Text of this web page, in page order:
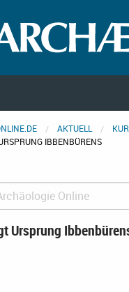
AKTUELL
IBBENBÜRENS
Ursprung